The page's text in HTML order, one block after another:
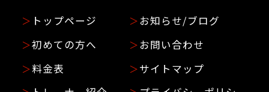
トップページ
初めての方へ
料金表
お知らせ/ブログ
お問い合わせ
サイトマップ